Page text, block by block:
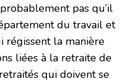
pas qu’il
du travail et
régissent la manière
liées à la retraite de
qui doivent se